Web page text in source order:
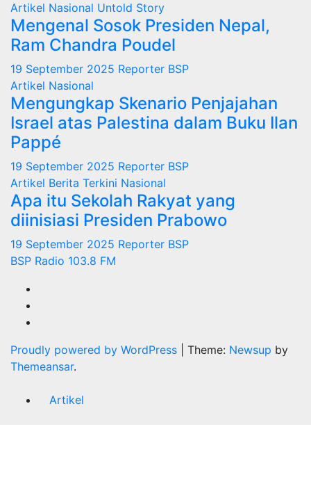
Artikel Nasional Untold Story
Mengenal Sosok Presiden Nepal,
Ram Chandra Poudel
19 September 2025 Reporter BSP
Artikel Nasional
Mengungkap Skenario Penjajahan
Israel atas Palestina dalam Buku Ilan
Pappé
19 September 2025 Reporter BSP
Artikel Berita Terkini Nasional
Apa itu Sekolah Rakyat yang
diinisiasi Presiden Prabowo
19 September 2025 Reporter BSP
BSP Radio 103.8 FM
Proudly powered by WordPress Theme: Newsup by
Themeansar.
Artikel